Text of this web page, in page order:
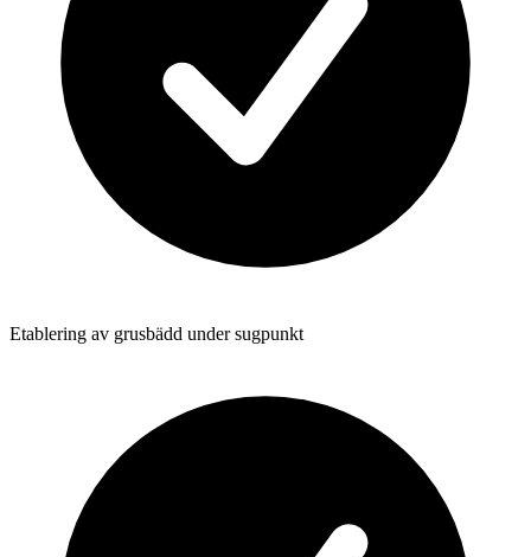
Etablering av grusbädd under sugpunkt